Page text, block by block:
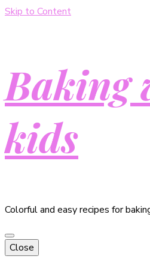
Skip to Content
Baking
kids
Colorful and easy recipes for
Close